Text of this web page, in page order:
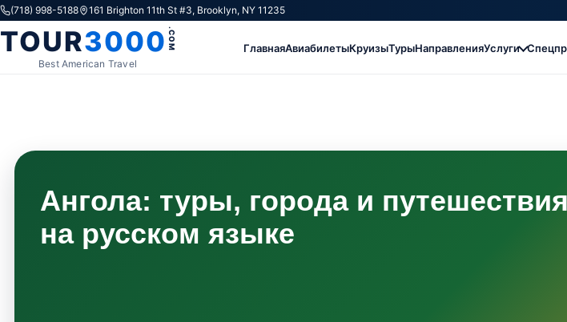
Skip to content
(718) 998-5188 161 Brighton 11th St #3, Brooklyn, NY 11235
TOUR3000.COM
Best American Travel
ГлавнаяАвиабилетыКруизыТурыНаправленияУслуги
Ангола: туры, города и путешествия
на русском языке